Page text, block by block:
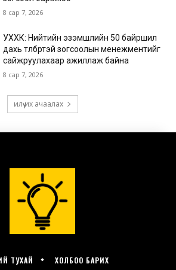
ТУХАЙ ХОЛБОО БАРИХ